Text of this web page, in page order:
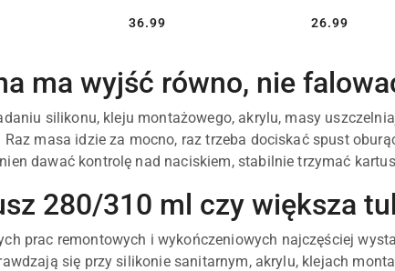
Cena:
36.99
Cena:
26.99
ma wyjść równo, nie
silikonu, kleju montażowego, akrylu, masy
Raz masa idzie za mocno, raz trzeba dociskać spust
dawać kontrolę nad naciskiem, stabilnie trzymać
280/310 ml czy większa
prac remontowych i wykończeniowych najczęściej
się przy silikonie sanitarnym, akrylu, klejach